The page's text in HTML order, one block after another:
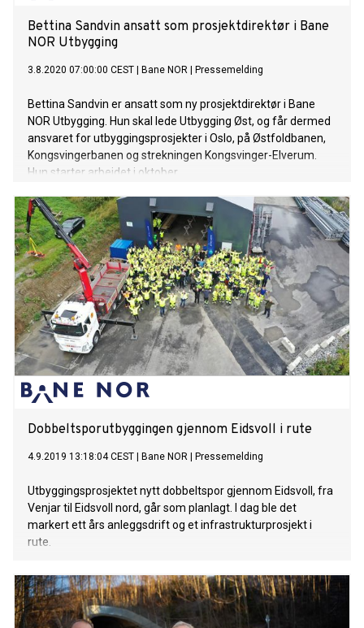
Bettina Sandvin ansatt som prosjektdirektør i Bane
NOR Utbygging
3.8.2020 07:00:00 CEST Bane NOR Pressemelding
Bettina Sandvin er ansatt som ny prosjektdirektør i Bane
NOR Utbygging. Hun skal lede Utbygging Øst, og får dermed
ansvaret for utbyggingsprosjekter i Oslo, på Østfoldbanen,
Kongsvingerbanen og strekningen Kongsvinger-Elverum.
Hun starter arbeidet i oktober.
Dobbeltsporutbyggingen gjennom Eidsvoll i rute
4.9.2019 13:18:04 CEST Bane NOR Pressemelding
Utbyggingsprosjektet nytt dobbeltspor gjennom Eidsvoll, fra
Venjar til Eidsvoll nord, går som planlagt. I dag ble det
markert ett års anleggsdrift og et infrastrukturprosjekt i
rute.